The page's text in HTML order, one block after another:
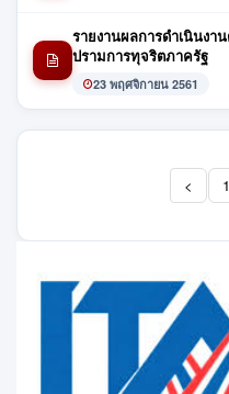
รายงานผลการดำเนินง
ปรามการทุจริตภาครัฐ
23 พฤศจิกายน 2561
< 1